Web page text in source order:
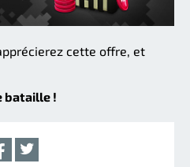
cette offre, et
bataille !